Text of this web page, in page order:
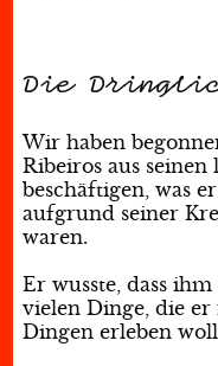
Die
Wir haben
Ribeiros aus
beschäftigen, was
aufgrund seiner
waren.
Er wusste, dass
vielen Dinge, die
Dingen erleben